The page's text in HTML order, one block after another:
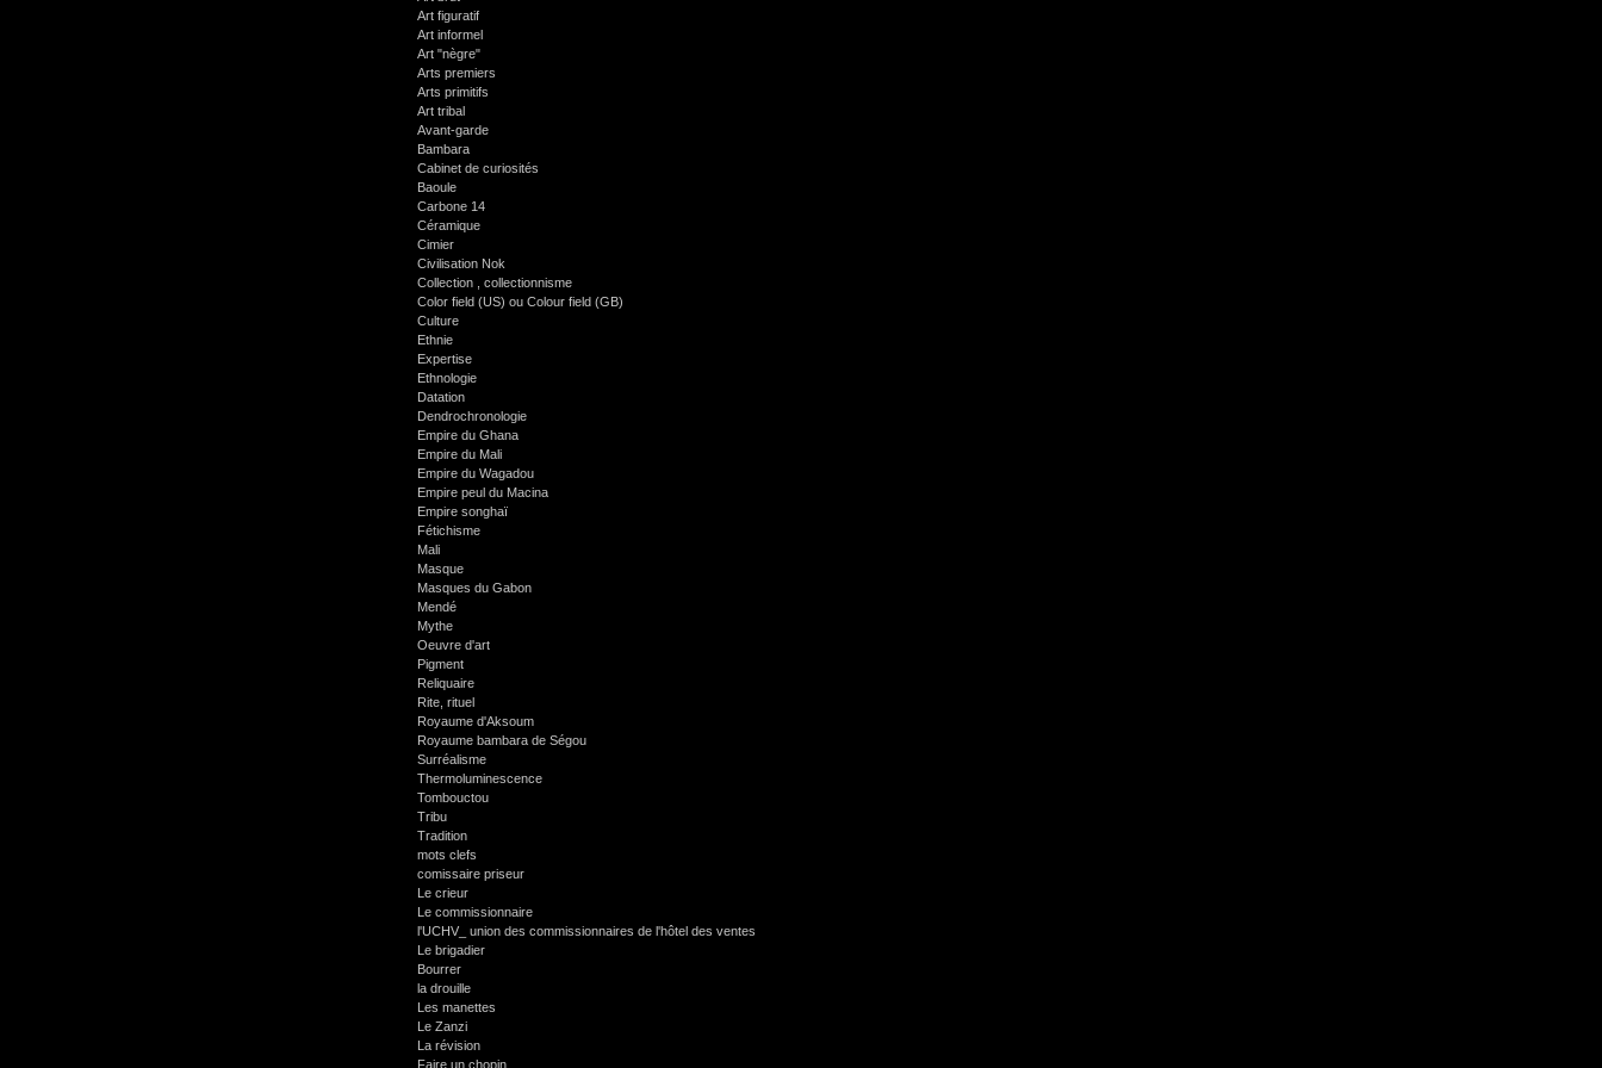
Art figuratif
Art informel
Art "nègre"
Arts premiers
Arts primitifs
Art tribal
Avant-garde
Bambara
Cabinet de curiosités
Baoule
Carbone 14
Céramique
Cimier
Civilisation Nok
Collection , collectionnisme
Color field (US) ou Colour field (GB)
Culture
Ethnie
Expertise
Ethnologie
Datation
Dendrochronologie
Empire du Ghana
Empire du Mali
Empire du Wagadou
Empire peul du Macina
Empire songhaï
Fétichisme
Mali
Masque
Masques du Gabon
Mendé
Mythe
Oeuvre d'art
Pigment
Reliquaire
Rite, rituel
Royaume d'Aksoum
Royaume bambara de Ségou
Surréalisme
Thermoluminescence
Tombouctou
Tribu
Tradition
mots clefs
comissaire priseur
Le crieur
Le commissionnaire
l'UCHV_ union des commissionnaires de l'hôtel des ventes
Le brigadier
Bourrer
la drouille
Les manettes
Le Zanzi
La révision
Faire un chopin